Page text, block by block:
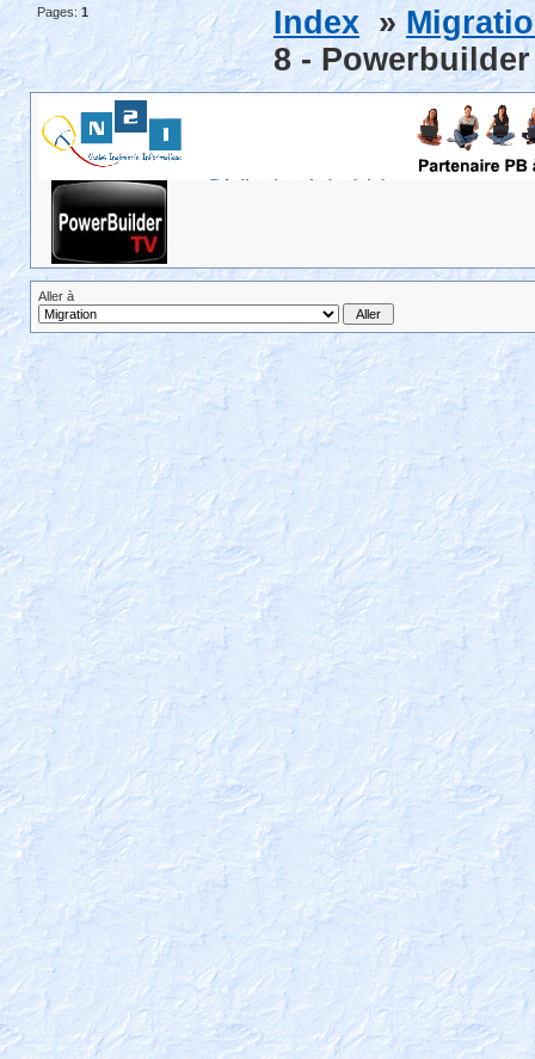
Pages:1 Index »
8 -
Aller à